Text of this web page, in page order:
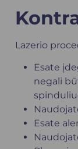
Lazerio
Esate
negali
Esate